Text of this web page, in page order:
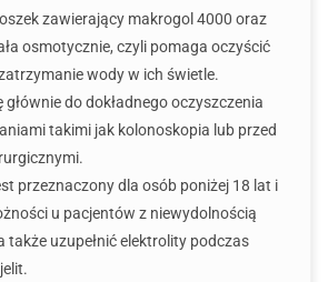
zawierający makrogol 4000 oraz
osmotycznie, czyli pomaga oczyścić
wody w ich świetle.
głównie do dokładnego oczyszczenia
takimi jak kolonoskopia lub przed
przeznaczony dla osób poniżej 18 lat i
u pacjentów z niewydolnością
także uzupełnić elektrolity podczas